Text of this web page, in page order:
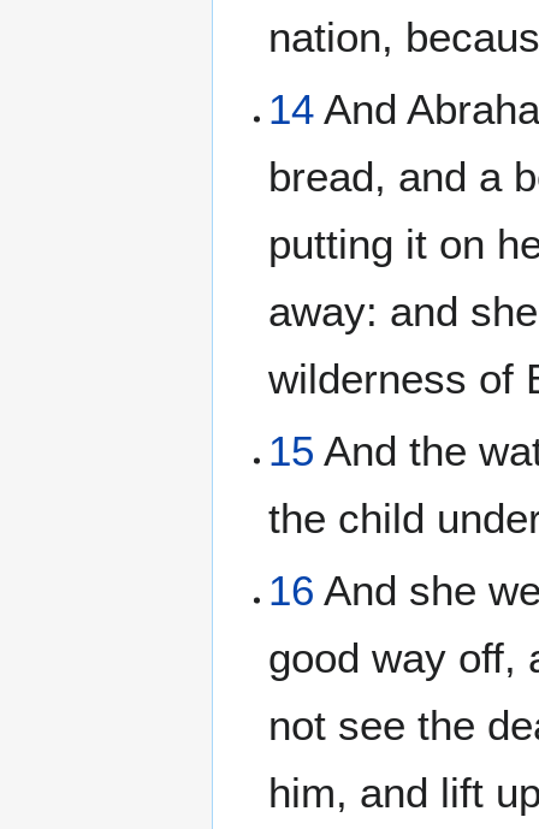
nation,
14 And
bread, and a
putting it on
away: and
wilderness of
15 And the
the child
16 And she
good way off,
not see the
him, and lift